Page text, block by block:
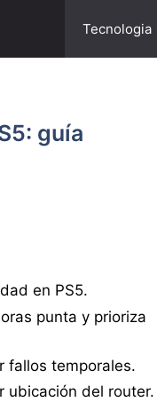
Tecnologia
guía
en PS5.
punta y prioriza
fallos temporales.
ubicación del router.